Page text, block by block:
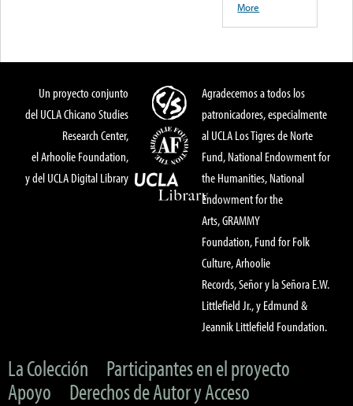
More
Un proyecto conjunto
del UCLA Chicano Studies
Research Center,
el Arhoolie Foundation,
y del UCLA Digital Library
Agradecemos a todos los
patronicadores, especialmente
al UCLA Los Tigres de Norte
Fund, National Endowment for
the Humanities, National
Endowment for the
Arts, GRAMMY
Foundation, Fund for Folk
Culture, Arhoolie
Records, Señor y la Señora E.W.
Littlefield Jr., y Edmund &
Jeannik Littlefield Foundation.
La Colección
Participantes en el proyecto
Apoyo
Derechos de Autor y Acceso